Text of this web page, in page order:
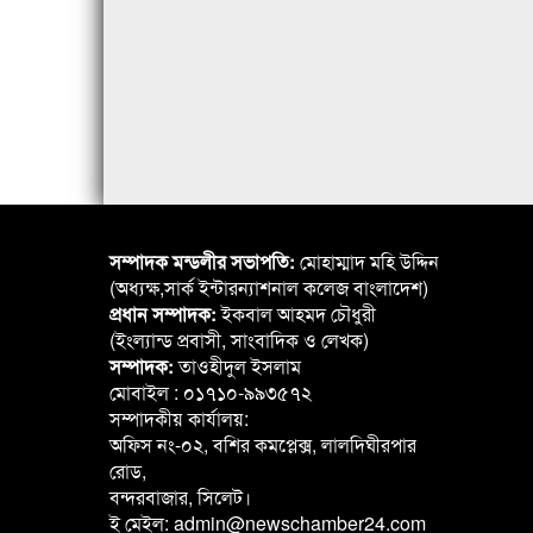
সম্পাদক মন্ডলীর সভাপতি: মোহাম্মাদ মহি উদ্দিন
(অধ্যক্ষ,সার্ক ইন্টারন্যাশনাল কলেজ বাংলাদেশ)
প্রধান সম্পাদক:ইকবাল আহমদ চৌধুরী
(ইংল্যান্ড প্রবাসী, সাংবাদিক ও লেখক)
সম্পাদক:তাওহীদুল ইসলাম
মোবাইল : ০১৭১০-৯৯৩৫৭২
সম্পাদকীয় কার্যালয়:
অফিস নং-০২, বশির কমপ্লেক্স, লালদিঘীরপার
রোড,
বন্দরবাজার, সিলেট।
ই মেইল: admin@newschamber24.com